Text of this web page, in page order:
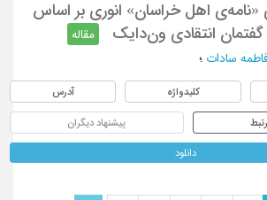
اهل خراسان» انوری بر اساس
انتقادی ون‌د‌ایک
مقاله
سادات؛
کلیدواژه آدرس
پیشنهاد دیگران
دانلود